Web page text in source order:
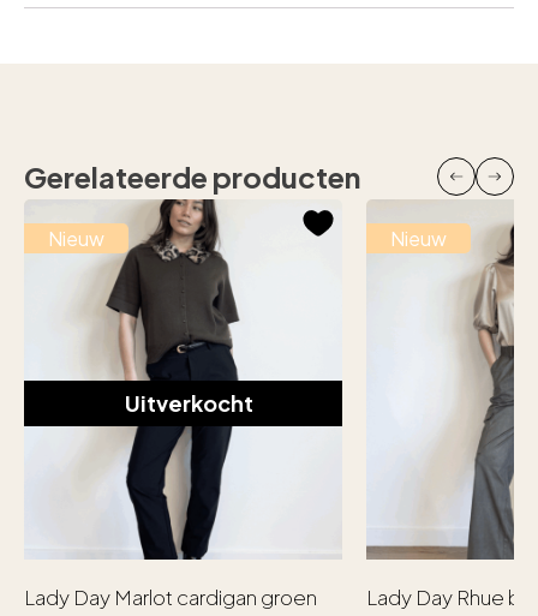
Gerelateerde producten
Nieuw
Uitverkocht
Lady Day Marlot cardigan groen
Nieuw
Lady Day Rhue